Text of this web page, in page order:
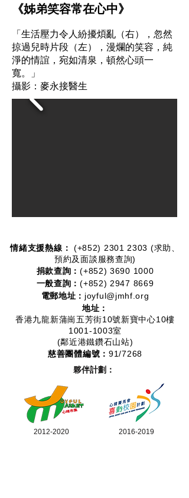
《姊弟笑容常在心中》
「生活壓力令人紛擾煩亂（右），忽然
掠過兒時片段（左），漫爛的笑容，純
淨的情誼，宛如清泉，頓然心頭一
寬。」
攝影：麥永接醫生
情緒支援熱線：​​ (+852) 2301 2303 (求助、
預約及面談服務查詢)
捐款查詢：(+852)3690 1000
一般查詢：(+852) 2947 8669
電郵地址： joyful@jmhf.org
地址：
香港九龍新蒲崗五芳街10號新寶中心10樓
1001-1003室
(鄰近港鐵鑽石山站)
慈善團體編號： 91/7268
夥伴計劃：
2012-2020 2016-2019